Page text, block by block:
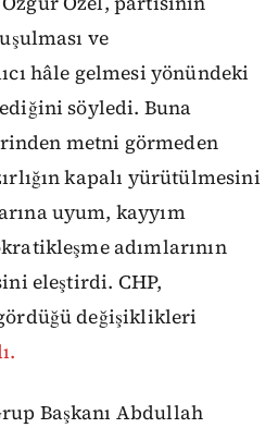
ve
hâle gelmesi yönündeki
söyledi. Buna
metni görmeden
kapalı yürütülmesini
uyum, kayyım
adımlarının
eleştirdi. CHP,
değişiklikleri
Başkanı Abdullah